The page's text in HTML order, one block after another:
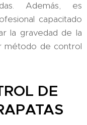
Además, es
capacitado
la gravedad de la
método de control
DE